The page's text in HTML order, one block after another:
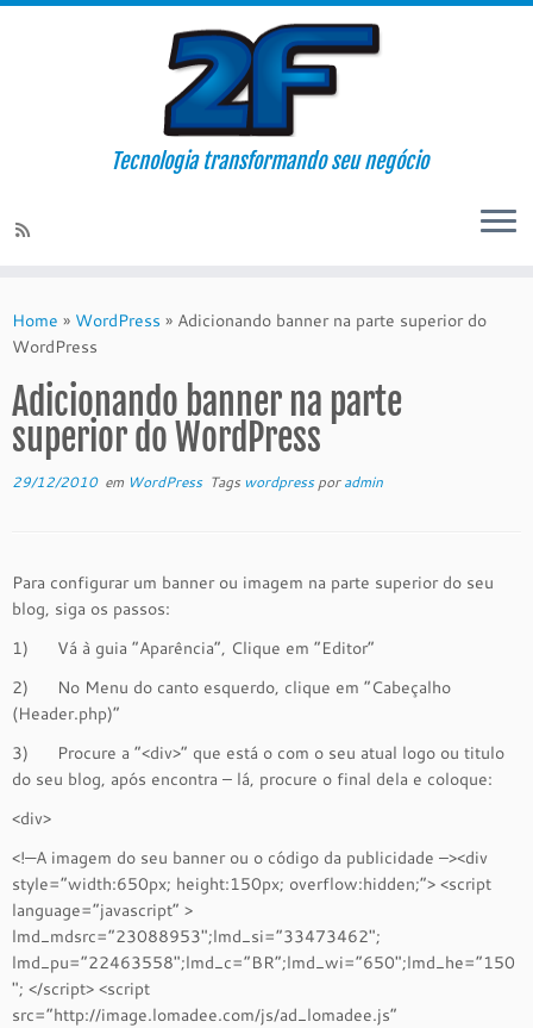
content
Tecnologia transformando seu negócio
Home » WordPress » Adicionando banner na parte superior do
WordPress
Adicionando banner na parte
superior do WordPress
29/12/2010em WordPress Tags wordpressporadmin
Para configurar um banner ou imagem na parte superior do seu
blog, siga os passos:
1) Vá à guia “Aparência”, Clique em “Editor”
2) No Menu do canto esquerdo, clique em “Cabeçalho
(Header.php)”
3) Procure a “<div>” que está o com o seu atual logo ou titulo
do seu blog, após encontra – lá, procure o final dela e coloque:
<div>
<!—A imagem do seu banner ou o código da publicidade –><div
style=”width:650px; height:150px; overflow:hidden;”> <script
language=”javascript” >
lmd_mdsrc=”23088953″;lmd_si=”33473462″;
lmd_pu=”22463558″;lmd_c=”BR”;lmd_wi=”650″;lmd_he=”150
″; </script> <script
src=”http://image.lomadee.com/js/ad_lomadee.js”